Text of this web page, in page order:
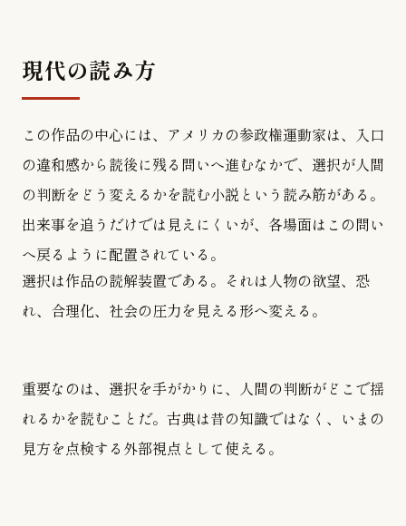
現代の読み方
この作品の中心には、アメリカの参政権運動家は、入口
の違和感から読後に残る問いへ進むなかで、選択が人間
の判断をどう変えるかを読む小説という読み筋がある。
出来事を追うだけでは見えにくいが、各場面はこの問い
へ戻るように配置されている。
選択は作品の読解装置である。それは人物の欲望、恐
れ、合理化、社会の圧力を見える形へ変える。
重要なのは、選択を手がかりに、人間の判断がどこで揺
れるかを読むことだ。古典は昔の知識ではなく、いまの
見方を点検する外部視点として使える。